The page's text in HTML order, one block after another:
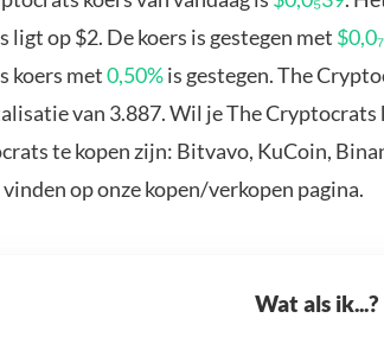
ligt op $2. De koers is gestegen met
koers met0,50%is gestegen. The
van 3.887. Wil je The Cryptocrats
te kopen zijn: Bitvavo, KuCoin,
op onze kopen/verkopen pagina.
Wat als ik...?